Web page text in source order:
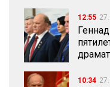
12:55
10:34